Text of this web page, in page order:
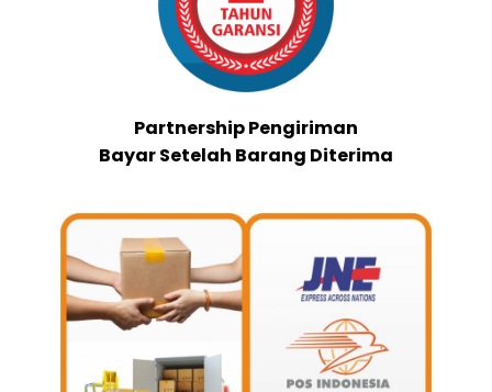
Partnership Pengiriman
Bayar Setelah Barang Diterima